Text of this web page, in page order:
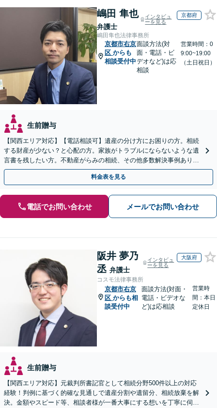
嶋田 隼也
弁護士
インタビュ
ーを見る
京都府
嶋田隼也法律事務所
京都市右京
区 からも
相談受付中
面談方法(対
面・電話・ビ
デオなど)は応
相談
営業時間：0
9:00~19:00
（土日祝日）
生前贈与
【関西エリア対応】【電話相談可】遺産の分け方にお困りの方。相続
する財産が少ない？と心配の方。家族がトラブルにならないような遺
言書を残したい方。不動産がらみの相続、その他多数解決事例あり。
親身に対応します【夜間・休日面談】【初回相談無料】
料金表を見る
電話でお問い合わせ メールでお問い合わせ
阪井 夢乃
丞 弁護士
インタビュ
ーを見る
大阪府
コスモ法律事務所
京都市右京
区 からも相
談受付中
面談方法(対面・
電話・ビデオな
ど)は応相談
営業時
間：本日
定休日
生前贈与
【関西エリア対応】元裁判所書記官として相続分野500件以上の対応
経験！判例に基づく的確な見通しで遺産分割や遺留分、相続放棄を解
決。金額やスピード等、相談者様が一番大事にする想いを丁寧に伺い